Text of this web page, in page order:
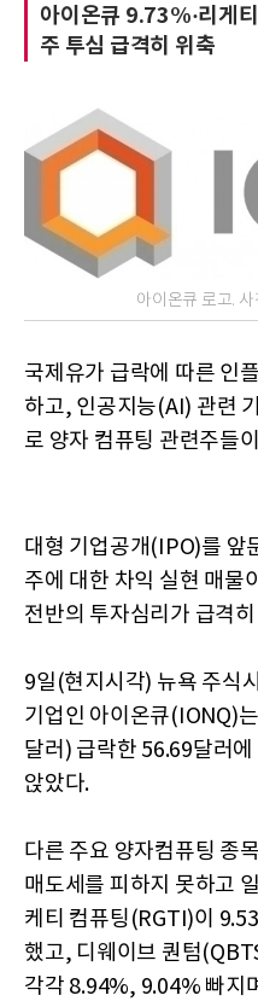
아이온큐 9.73%·리게
주 투심 급격히 위축
아이온큐 로고.
국제유가 급락에 따른 인
하고, 인공지능(AI) 관련
로 양자 컴퓨팅 관련주들
대형 기업공개(IPO)를 앞
주에 대한 차익 실현 매물
전반의 투자심리가 급격
9일(현지시각) 뉴욕 주식
기업인 아이온큐(IONQ)
달러) 급락한 56.69달러
앉았다.
다른 주요 양자컴퓨팅 종
매도세를 피하지 못하고
케티 컴퓨팅(RGTI)이
했고, 디웨이브 퀀텀
각각 8.94%, 9.04% 빠지